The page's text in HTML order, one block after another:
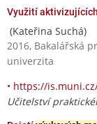
Využití aktivizujících
(Kateřina Suchá)
2016, Bakalářská
univerzita
• https://
Učitelství